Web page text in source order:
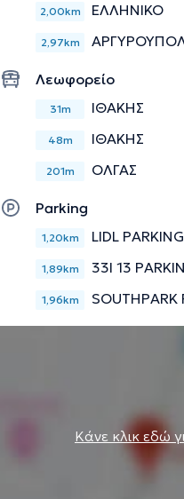
2,00km ΕΛΛΗΝΙΚΟ
2,97km
Λεωφορείο
31m ΙΘΑΚΗΣ
48m ΙΘΑΚΗΣ
201m ΟΛΓΑΣ
Parking
1,20km LIDL PARKING
1,89km 33I 13
1,96km SOUTHPARK
Κάνε κλικ εδώ